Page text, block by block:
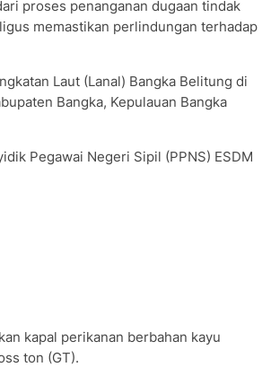
proses penanganan dugaan tindak
memastikan perlindungan terhadap
Laut (Lanal) Bangka Belitung di
Bangka, Kepulauan Bangka
Pegawai Negeri Sipil (PPNS) ESDM
kapal perikanan berbahan kayu
ton (GT).